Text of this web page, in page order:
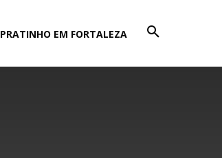
PRATINHO EM FORTALEZA